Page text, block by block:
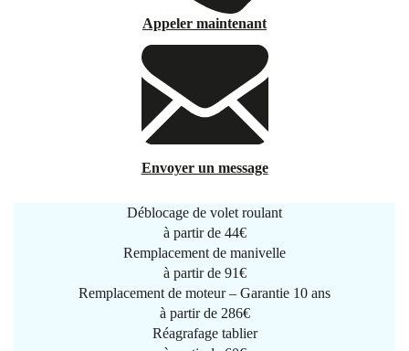
Appeler maintenant
Envoyer un message
Déblocage de volet roulant
à partir de 44€
Remplacement de manivelle
à partir de 91€
Remplacement de moteur – Garantie 10 ans
à partir de 286€
Réagrafage tablier